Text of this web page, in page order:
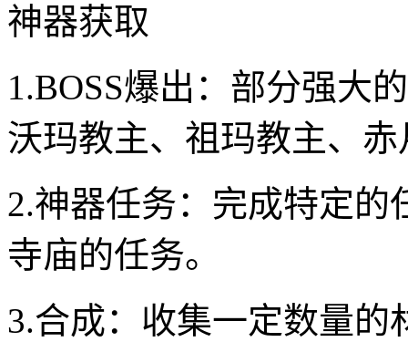
神器获取
1.BOSS爆出：部分强大
沃玛教主、祖玛教主、
2.神器任务：完成特定
寺庙的任务。
3.合成：收集一定数量